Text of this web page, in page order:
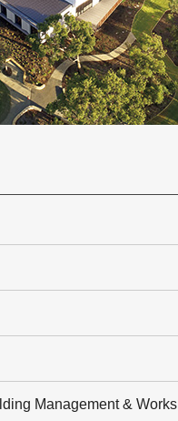
Management & Works